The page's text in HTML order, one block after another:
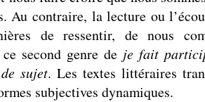
Au contraire, la lecture ou
de ressentir, de nous
second genre de je fait
sujet. Les textes littéraires
subjectives dynamiques.